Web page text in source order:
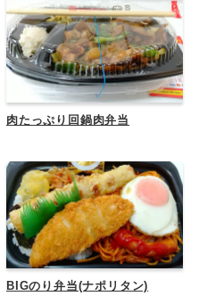
肉たっぷり回鍋肉弁当
BIGのり弁当(ナポリタン)